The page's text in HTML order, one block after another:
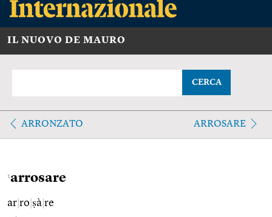
IL NUOVO DE MAURO
CERCA
ARRONZATO ARROSARE
1arrosare
ar ro ṣà re